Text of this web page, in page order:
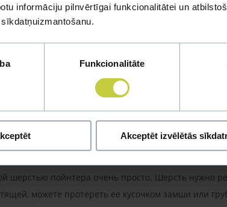
informāciju pilnvērtīgai funkcionalitātei un
Funkcionalitāte
Akceptēt izvēlētās
суки - 54-60 cм
предрасположена к заболеванию
собаки не предназначены для жизни в квартире,
пространству.
энергичным собакам занятия жизненно
стоит приобретать эту породу тем, кто не
эти собаки становятся удрученными и
13-14 лет.
шерстью пойнтера очень просто. Шерсть нужно
можете протереть ее кусочком замши или